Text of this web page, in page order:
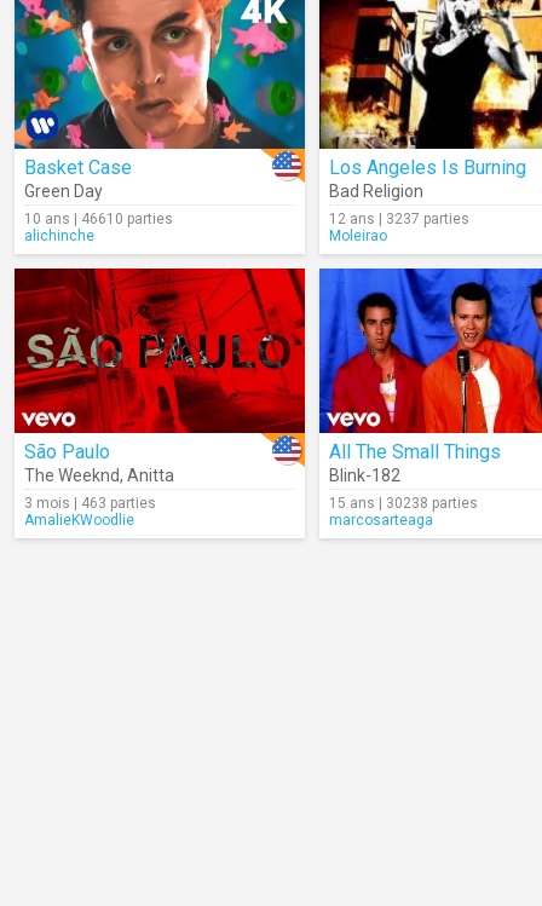
Basket Case
Green Day
10 ans | 46610 parties
alichinche
Los Angeles Is Burning
Bad Religion
12 ans | 3237 parties
Moleirao
São Paulo
The Weeknd, Anitta
3 mois | 463 parties
AmalieKWoodlie
All The Small Things
Blink-182
15 ans | 30238 parties
marcosarteaga